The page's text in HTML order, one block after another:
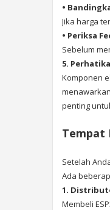
•
Jika harga
• Periksa
Sebelum
5.
Komponen
penting
Tempat
Setelah
Ada
1.
Membeli